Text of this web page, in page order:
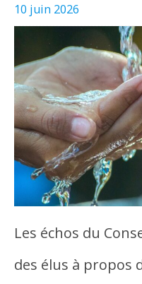
10 juin 2026
Les échos du
des élus à propos